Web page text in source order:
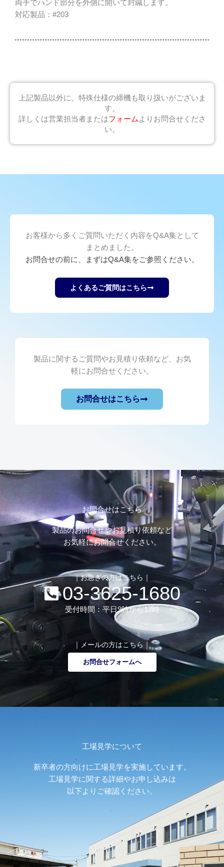
両手でハンド部分を外側に開いて封緘します。
対応製品：#203
上記製品以外に、特殊仕様の締機も取り扱いがございま
す。
詳しくは営業担当者またはフォーム よりお問合せくださ
い。
お客様から多くご質問いただく内容をQ&A集として
まとめました。
お問合せの前に、まずはQ&A集をご参照ください。
よくあるご質問はこちら
製品に関するご質問やお見積り依頼など、お気
軽にお問合せください。
お問合せはこちら
お問合せはこちら
製品のお問合せやお見積り依頼など
お気軽にお問合せください。
｜お急ぎの方はこちら｜
03-3625-1680
受付時間：平日9時から17時
｜メールの方はこちら｜
お問合せフォームへ
工場見学について
新卒者の方向けに工場見学を実施しています。
工場見学に関する詳細やお申し込みは
以下よりご確認ください。